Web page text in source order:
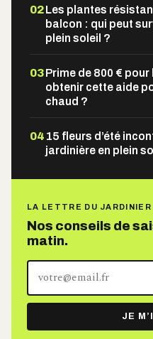
02Les plantes
balcon : qui peut
plein soleil ?
03Prime de 800 €
obtenir cette aide
chaud ?
04 15 fleurs d’été
jardinière en plein
LA LETTRE DU JARDINIER
Nos conseils de
matin.
Votre
adresse
e-
mail
JE